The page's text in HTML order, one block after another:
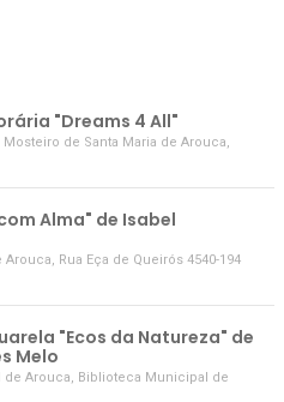
"Dreams 4 All"
Mosteiro de Santa Maria de Arouca,
Alma" de Isabel
Arouca, Rua Eça de Queirós 4540-194
"Ecos da Natureza" de
Melo
de Arouca, Biblioteca Municipal de